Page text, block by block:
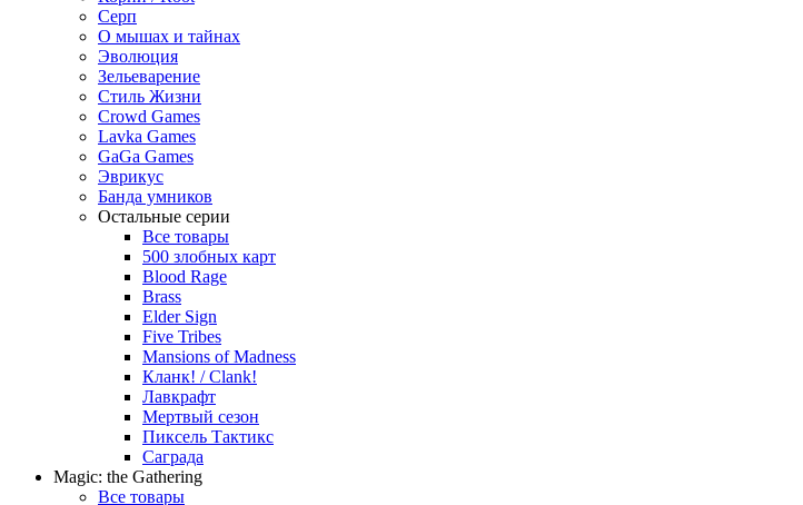
Серп
О мышах и тайнах
Эволюция
Зельеварение
Стиль Жизни
Crowd Games
Lavka Games
GaGa Games
Эврикус
Банда умников
Остальные серии
Все товары
500 злобных карт
Blood Rage
Brass
Elder Sign
Five Tribes
Mansions of Madness
Кланк! / Clank!
Лавкрафт
Мертвый сезон
Пиксель Тактикс
Саграда
Magic: the Gathering
Все товары